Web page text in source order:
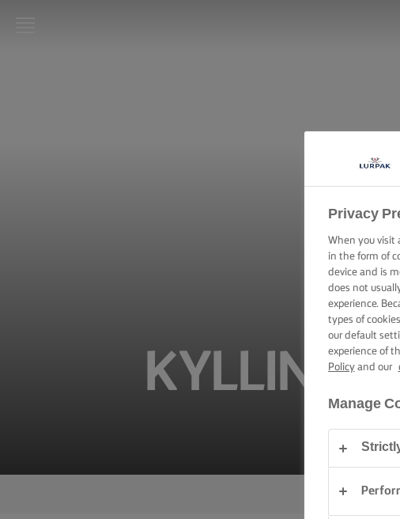
Privacy
When you visit
in the form of
device and is
does not
experience.
types of
our default
experience of
Policyand our
Manage